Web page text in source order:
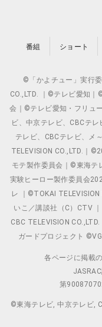
番組 ショート
©「かよチュー」実行
CO.,LTD. ｜©テレビ愛知
会｜©テレビ愛知・フリュ
ビ、中京テレビ、CBCテ
テレビ、CBCテレビ、メ
TELEVISION CO.,LTD.｜
モテ製作委員会｜©東海
実験ヒーロー製作委員会
レ ｜©TOKAI TELEVISION
いこ／講談社（C）CTV
CBC TELEVISION
ガードプロジェクト
各ページに掲載
第
©東海テレビ, 中京テレビ,